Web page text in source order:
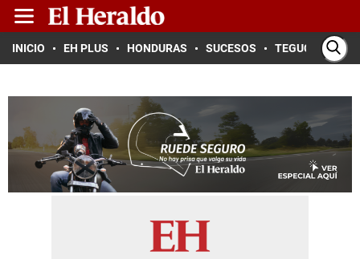
INICIO EH PLUS HONDURAS SUCESOS TEGUCIGALPA